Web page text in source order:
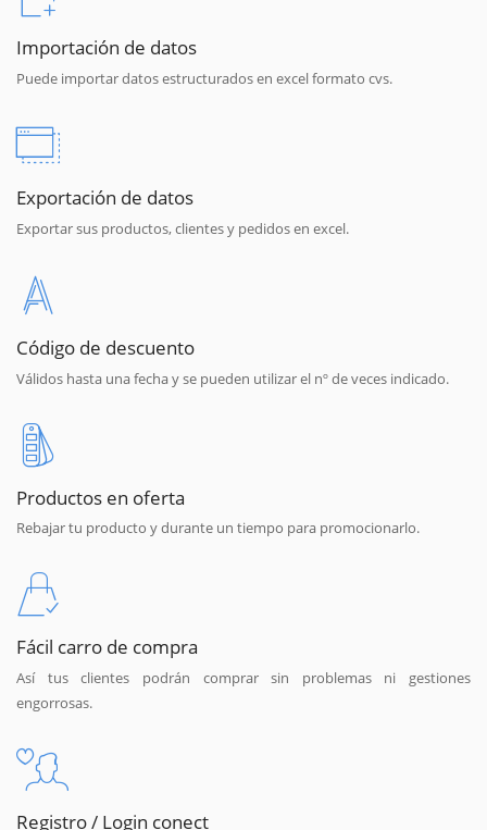
Importación de datos
Puede importar datos estructurados en excel formato cvs.
Exportación de datos
Exportar sus productos, clientes y pedidos en excel.
Código de descuento
Válidos hasta una fecha y se pueden utilizar el nº de veces indicado.
Productos en oferta
Rebajar tu producto y durante un tiempo para promocionarlo.
Fácil carro de compra
Así tus clientes podrán comprar sin problemas ni gestiones
engorrosas.
Registro / Login conect